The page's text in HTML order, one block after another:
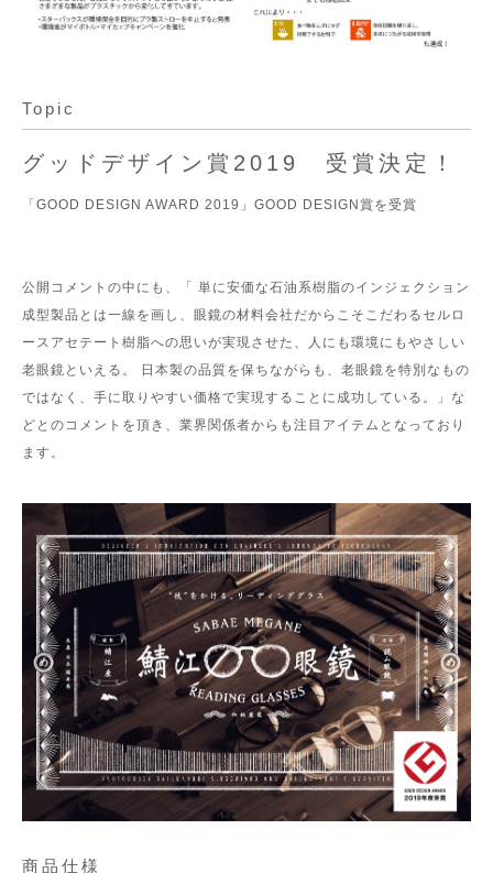
Topic
グッドデザイン賞2019 受賞決定！
「GOOD DESIGN AWARD 2019」GOOD DESIGN賞を受賞
公開コメントの中にも、「 単に安価な石油系樹脂のインジェクション
成型製品とは一線を画し、眼鏡の材料会社だからこそこだわるセルロ
ースアセテート樹脂への思いが実現させた、人にも環境にもやさしい
老眼鏡といえる。 日本製の品質を保ちながらも、老眼鏡を特別なもの
ではなく、手に取りやすい価格で実現することに成功している。」な
どとのコメントを頂き、業界関係者からも注目アイテムとなっており
ます。
商品仕様